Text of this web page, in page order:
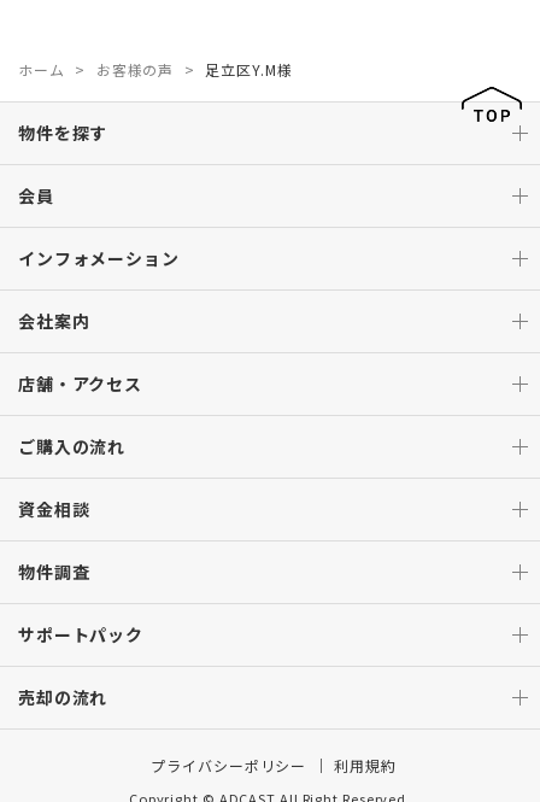
ホーム お客様の声 足立区Y.M様
物件を探す
会員
インフォメーション
会社案内
店舗・アクセス
ご購入の流れ
資金相談
物件調査
サポートパック
売却の流れ
プライバシーポリシー 利用規約
Copyright © ADCAST All Right Reserved.